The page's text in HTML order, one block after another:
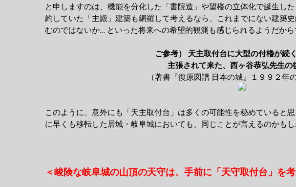
と申しますのは、機能を分化した「書院造」や望楼の立体化で誕生し
約していた「主殿」建築も網羅して考えるなら、これまでにない建築
むのではないか… といった将来への希望的観測も感じられるようだから
ご参考） 天主取付台に大型の付櫓が続
主張されて来た、西ヶ谷恭弘先生の
（著書『復原図譜 日本の城』１９９２年
このように、意外にも「天主取付台」は多くの可能性を秘めていると
に早くも移転した居城・岐阜城においても、同じことが言えるのかもし
＜峻険な岐阜城の山頂の天守は、手前に「天守取付台」を